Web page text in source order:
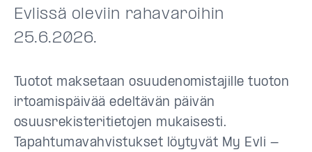
Evlissä oleviin rahavaroihin
25.6.2026.
Tuotot maksetaan osuudenomistajille tuoton
irtoamispäivää edeltävän päivän
osuusrekisteritietojen mukaisesti.
Tapahtumavahvistukset löytyvät My Evli -